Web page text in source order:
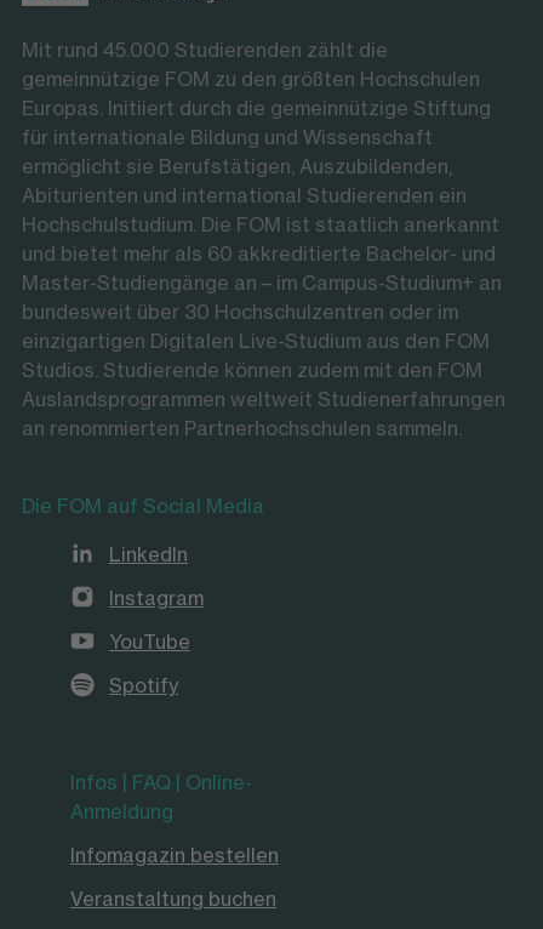
Mit rund 45.000 Studierenden zählt die
gemeinnützige FOM zu den größten Hochschulen
Europas. Initiiert durch die gemeinnützige Stiftung
für internationale Bildung und Wissenschaft
ermöglicht sie Berufstätigen, Auszubildenden,
Abiturienten und international Studierenden ein
Hochschulstudium. Die FOM ist staatlich anerkannt
und bietet mehr als 60 akkreditierte Bachelor- und
Master-Studiengänge an – im Campus-Studium+ an
bundesweit über 30 Hochschulzentren oder im
einzigartigen Digitalen Live-Studium aus den FOM
Studios. Studierende können zudem mit den FOM
Auslandsprogrammen weltweit Studienerfahrungen
an renommierten Partnerhochschulen sammeln.
Die FOM auf Social Media
LinkedIn
Instagram
YouTube
Spotify
Infos | FAQ | Online-
Anmeldung
Infomagazin bestellen
Veranstaltung buchen